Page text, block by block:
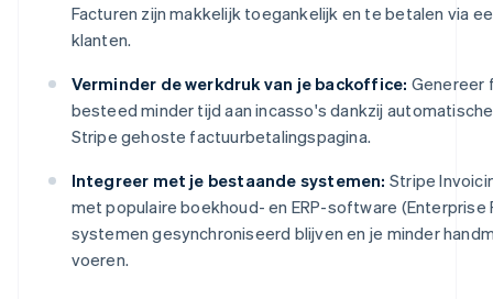
Facturen zijn makkelijk toegankelijk en te betalen via
klanten.
Verminder de werkdruk van je backoffice: Genereer
besteed minder tijd aan incasso's dankzij
Stripe gehoste factuurbetalingspagina.
Integreer met je bestaande systemen: Stripe
met populaire boekhoud- en ERP-software (Enterprise
systemen gesynchroniseerd blijven en je minder
voeren.